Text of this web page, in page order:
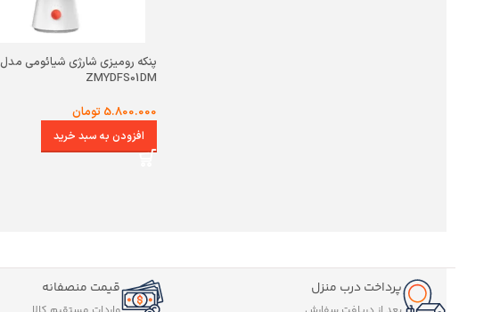
پنکه رومیزی شارژی شیائومی مدل
ZMYDFS01DM
5.800.000 تومان
افزودن به سبد خرید